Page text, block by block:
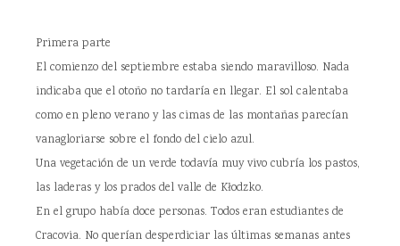
Primera parte
El comienzo del septiembre estaba siendo maravilloso. Nada
indicaba que el otoño no tardaría en llegar. El sol calentaba
como en pleno verano y las cimas de las montañas parecían
vanagloriarse sobre el fondo del cielo azul.
Una vegetación de un verde todavía muy vivo cubría los pastos,
las laderas y los prados del valle de Kłodzko.
En el grupo había doce personas. Todos eran estudiantes de
Cracovia. No querían desperdiciar las últimas semanas antes